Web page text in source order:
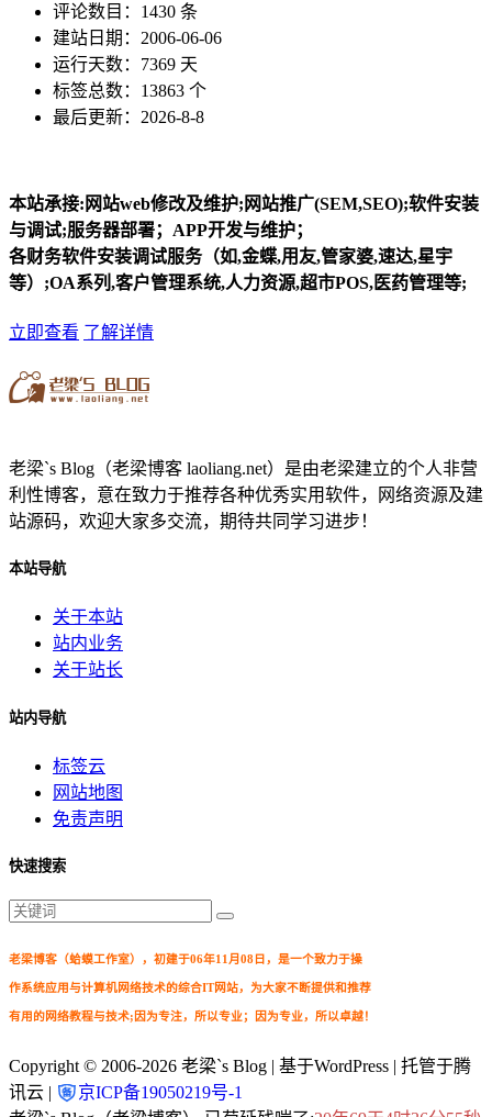
评论数目：1430 条
建站日期：2006-06-06
运行天数：7369 天
标签总数：13863 个
最后更新：2026-8-8
本站承接:网站web修改及维护;网站推广(SEM,SEO);软件安装
与调试;服务器部署；APP开发与维护；
各财务软件安装调试服务（如,金蝶,用友,管家婆,速达,星宇
等）;OA系列,客户管理系统,人力资源,超市POS,医药管理等;
立即查看 了解详情
老梁`s Blog（老梁博客 laoliang.net）是由老梁建立的个人非营
利性博客，意在致力于推荐各种优秀实用软件，网络资源及建
站源码，欢迎大家多交流，期待共同学习进步！
本站导航
关于本站
站内业务
关于站长
站内导航
标签云
网站地图
免责声明
快速搜索
老梁博客（蛤蟆工作室），初建于06年11月08日，是一个致力于操
作系统应用与计算机网络技术的综合IT网站，为大家不断提供和推荐
有用的网络教程与技术;因为专注，所以专业；因为专业，所以卓越！
Copyright © 2006-2026 老梁`s Blog | 基于WordPress | 托管于腾
讯云 |
京ICP备19050219号-1